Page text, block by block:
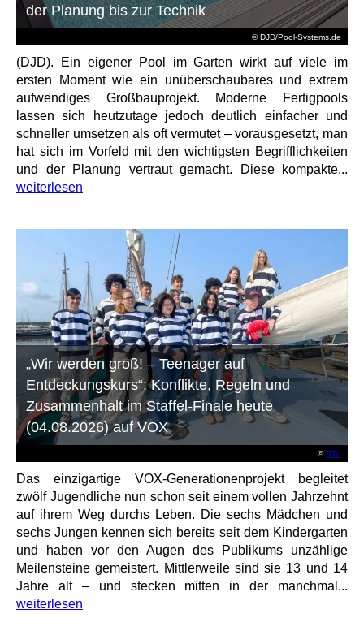
© DJD/Pool-Systems.de
der Planung bis zur Technik
(DJD). Ein eigener Pool im Garten wirkt auf viele im
ersten Moment wie ein unüberschaubares und extrem
aufwendiges Großbauprojekt. Moderne Fertigpools
lassen sich heutzutage jedoch deutlich einfacher und
schneller umsetzen als oft vermutet – vorausgesetzt, man
hat sich im Vorfeld mit den wichtigsten Begrifflichkeiten
und der Planung vertraut gemacht. Diese kompakte...
weiterlesen
©RTL
„Wir werden groß! – Teenager auf
Entdeckungskurs“: Konflikte, Regeln und
Zusammenhalt im Staffel-Finale heute
(04.08.2026) auf VOX
Das einzigartige VOX-Generationenprojekt begleitet
zwölf Jugendliche nun schon seit einem vollen Jahrzehnt
auf ihrem Weg durchs Leben. Die sechs Mädchen und
sechs Jungen kennen sich bereits seit dem Kindergarten
und haben vor den Augen des Publikums unzählige
Meilensteine gemeistert. Mittlerweile sind sie 13 und 14
Jahre alt – und stecken mitten in der manchmal...
weiterlesen